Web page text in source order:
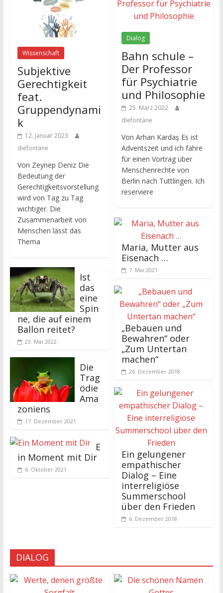
Wissenschaft
Subjektive
Gerechtigkeit
feat.
Gruppendynami
k
12. Januar 2023
diefontäne
Von Zeynep Deniz Die
Bedeutung der
Gerechtigkeitsvorstellung
wird von Tag zu Tag
wichtiger. Die
Zusammenarbeit von
Menschen lässt das
Thema
Ist
das
eine
Spin
ne, die auf einem
Ballon reitet?
23. Mai 2022
Die
Trag
ödie
Ama
zoniens
17. Dezember 2021
E
in Moment mit Dir
6. Oktober 2021
Dialog
Bahn schule –
Der Professor
für Psychiatrie
und Philosophie
25. März 2022
diefontäne
Von Arhan Kardaş Es ist
Adventszeit und ich fahre
für einen Vortrag über
Menschenrechte von
Berlin nach Tuttlingen. Ich
reserviere
Maria, Mutter aus
Eisenach …
7. Mai 2021
„Bebauen und
Bewahren“ oder
„Zum Untertan
machen“
26. Dezember 2018
Ein gelungener
empathischer
Dialog – Eine
interreligiöse
Summerschool
über den Frieden
6. Dezember 2018
DIALOG